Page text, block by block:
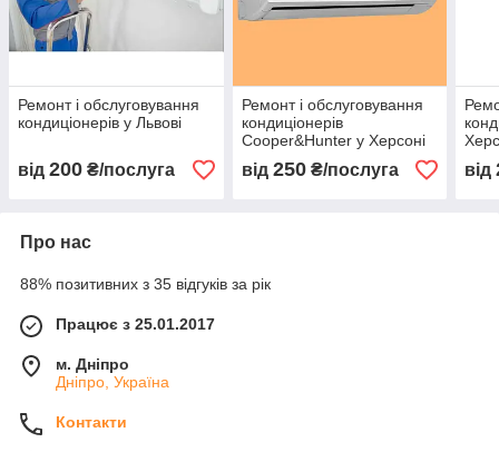
Ремонт і обслуговування
кондиціонерів у Львові
від 200 ₴/послуга
Ремонт і обслуговування
кондиціонерів
Cooper&Hunter у Херсоні
від 250₴/послуга від
Про нас
88% позитивних з 35 відгуків за рік
Працює з 25.01.2017
м. Дніпро
Дніпро, Україна
Контакти